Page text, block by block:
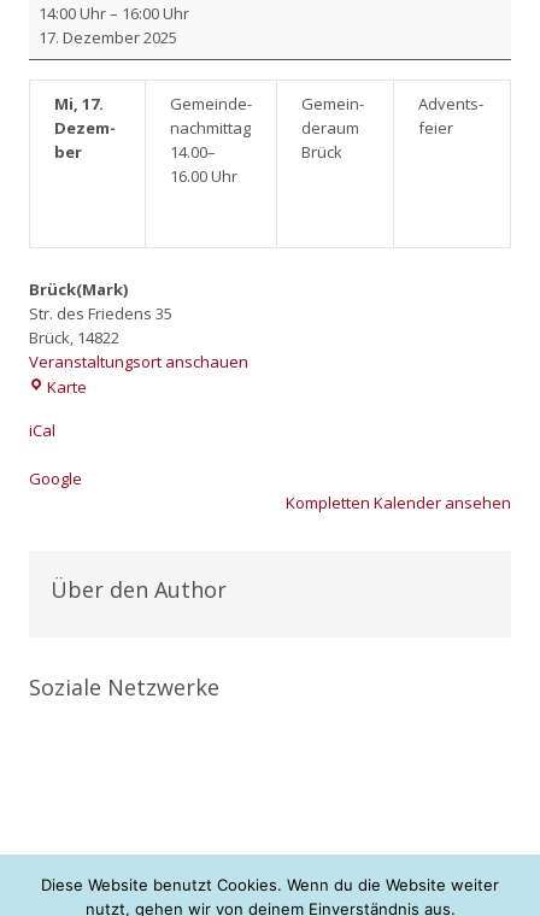
de­
nach­
mit­
14:00 Uhr– 16:00 Uhr
17. Dezem­ber 2025
Mi, 17.
Dezem­
ber
Gemein­de­
nach­mit­tag
14.00–
16.00 Uhr
Gemein­
de­raum
Brück
Advents­
fei­er
Brück(Mark)
Str. des Friedens 35
Brück, 14822
Veranstaltungsort anschauen
Karte
iCal
Goog­le
Kom­plet­ten Kalen­der anse­hen
Über den Author
Soziale Netzwerke
Diese Website benutzt Cookies. Wenn du die Website weiter
nutzt, gehen wir von deinem Einverständnis aus.